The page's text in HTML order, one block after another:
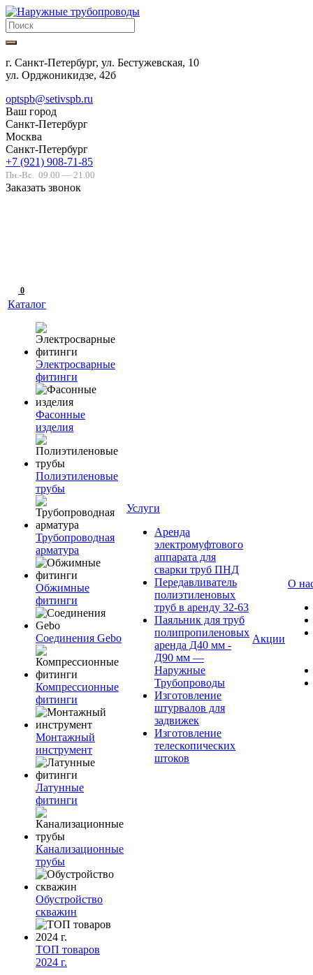
г. Санкт-Петербург, ул. Бестужевская, 10
ул. Орджоникидзе, 42б
optspb@setivspb.ru
Ваш город
Санкт-Петербург
Москва
Санкт-Петербург
+7 (921) 908-71-85
Пн.-Вс. 09.00 — 21.00
Заказать звонок
0
Каталог
Электросварные
фитинги
Фасонные
изделия
Полиэтиленовые
трубы
Трубопроводная
арматура
Обжимные
фитинги
Соединения Gebo
Компрессионные
фитинги
Монтажный
инструмент
Латунные
фитинги
Канализационные
трубы
Обустройство
скважин
ТОП товаров
2024 г.
Услуги
Аренда
электромуфтового
аппарата для
сварки труб ПНД
Передавливатель
полиэтиленовых
труб в аренду 32-63
Паяльник для труб
полипропиленовых
аренда Д40 мм -
Д90 мм —
Наружные
Трубопроводы
Изготовление
штурвалов для
задвижек
Изготовление
телескопических
штоков
Акции
О